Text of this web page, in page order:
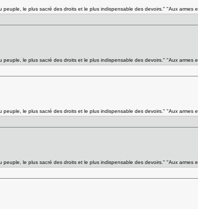
le plus sacré des droits et le plus indispensable des devoirs." "Aux armes
le plus sacré des droits et le plus indispensable des devoirs." "Aux armes
le plus sacré des droits et le plus indispensable des devoirs." "Aux armes
le plus sacré des droits et le plus indispensable des devoirs." "Aux armes